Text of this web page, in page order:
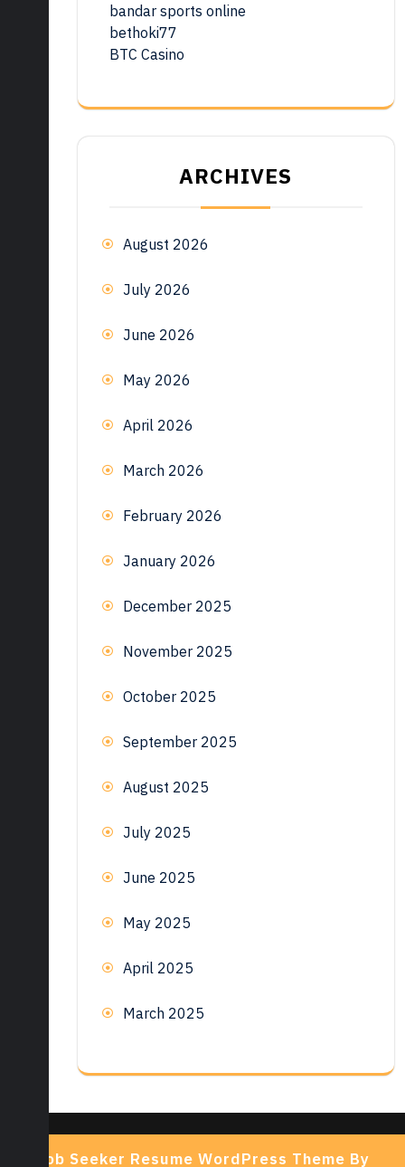
bandar sports online
bethoki77
BTC Casino
ARCHIVES
August 2026
July 2026
June 2026
May 2026
April 2026
March 2026
February 2026
January 2026
December 2025
November 2025
October 2025
September 2025
August 2025
July 2025
June 2025
May 2025
April 2025
March 2025
Job Seeker Resume WordPress Theme By